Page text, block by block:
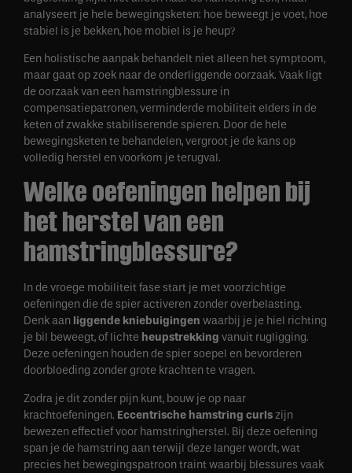
analyseert je hele bewegingsketen: hoe beweegt je voet, hoe
stabiel is je bekken, hoe mobiel is je heup?
Een holistische aanpak behandelt niet alleen het symptoom,
maar gaat op zoek naar de onderliggende oorzaak. Vaak ligt
de oorzaak van een hamstringblessure in
compensatiepatronen, verminderde mobiliteit elders in de
keten of zwakke stabiliserende spieren. Door de hele
bewegingsketen te behandelen, vergroot je de kans op
volledig herstel en voorkom je terugval.
Welke oefeningen helpen bij
het herstel van een
hamstringblessure?
In de vroege mobiliteit fase start je met voorzichtige
oefeningen die de spier activeren zonder overbelasting.
Denk aan liggende kniebuigingen waarbij je je hiel richting
je bil beweegt, of lichte heupstrekking vanuit rugligging.
Deze oefeningen houden de spier soepel en bevorderen
doorbloeding zonder grote krachten te vragen.
Zodra je dit zonder pijn kunt, bouw je op naar
krachtoefeningen. Eccentrische hamstring curls zijn
bewezen effectief voor hamstringherstel. Bij deze oefening
span je de hamstring aan terwijl deze langer wordt, wat
precies het bewegingspatroon traint waarbij blessures vaak